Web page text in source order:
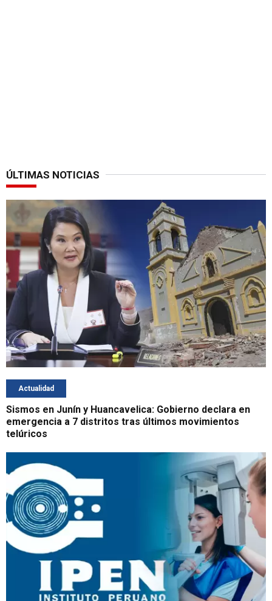
ÚLTIMAS NOTICIAS
Actualidad
Sismos en Junín y Huancavelica: Gobierno declara en
emergencia a 7 distritos tras últimos movimientos
telúricos